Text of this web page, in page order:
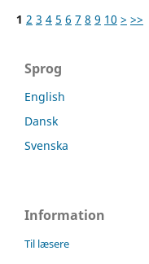
1 2 3 4 5 6 7 8 9 10 > >>
Sprog
English
Dansk
Svenska
Information
Til læsere